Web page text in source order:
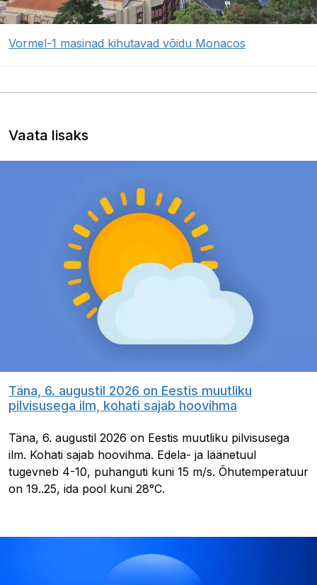
Vormel-1 masinad kihutavad võidu Monacos
Vaata lisaks
Täna, 6. augustil 2026 on Eestis muutliku
pilvisusega ilm, kohati sajab hoovihma
Täna, 6. augustil 2026 on Eestis muutliku pilvisusega
ilm. Kohati sajab hoovihma. Edela- ja läänetuul
tugevneb 4-10, puhanguti kuni 15 m/s. Õhutemperatuur
on 19..25, ida pool kuni 28°C.